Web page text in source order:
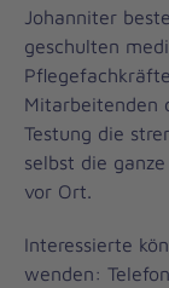
Johanniter
geschulten
Mitarbeitenden
Testung die
selbst die
vor Ort.
Interessierte
wenden: Telefon